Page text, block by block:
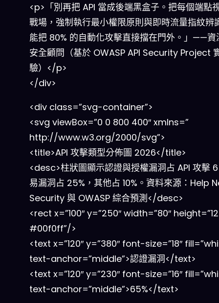
<p>「別再把 API 當成後端黑盒子。把每個端點
戰場，強制執行最小權限原則與即時流量指紋辨
能把 80% 的自動化攻擊直接擋在門外。」——資
安全顧問（基於 OWASP API Security Project
驗）</p>
</div>
<div class=”svg-container”>
<svg viewBox=”0 0 800 400″ xmlns=”
http://www.w3.org/2000/svg”>
<title>API 攻擊類型分佈圖 2026</title>
<desc>柱狀圖顯示認證與授權漏洞占 API 攻擊
易漏洞占 25%，其他占 10%。資料來源：Help
Security 與 OWASP 綜合預測</desc>
<rect x=”100″ y=”250″ width=”80″
#00f0ff”/>
<text x=”120″ y=”380″ font-size=”18″
text-anchor=”middle”>認證漏洞</text>
<text x=”120″ y=”230″ font-size=”16″
text-anchor=”middle”>65%</text>